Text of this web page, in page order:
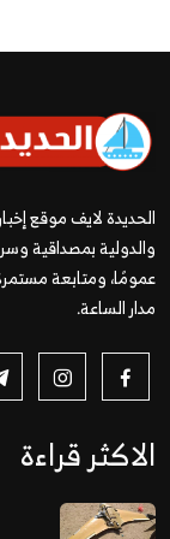
الحديدة لايف موقع
والدولية بمصداقية
عمومًا، ومتابعة
مدار الساعة.
الاكثر قراءة